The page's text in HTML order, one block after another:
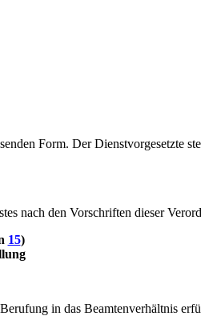
Form. Der Dienstvorgesetzte
nach den Vorschriften dieser
15)
in das Beamtenverhältnis